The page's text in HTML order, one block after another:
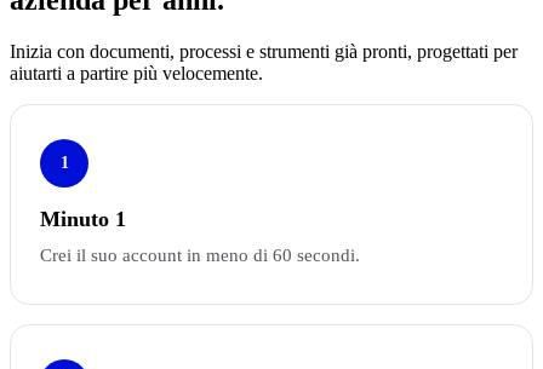
Inizia con documenti, processi e strumenti già pronti, progettati per
aiutarti a partire più velocemente.
1
Minuto 1
Crei il suo account in meno di 60 secondi.